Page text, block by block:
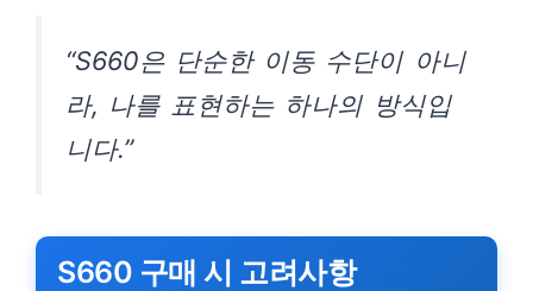
“S660은 단순한 이동 수단이 아니
라, 나를 표현하는 하나의 방식입
니다.”
S660 구매 시 고려사항